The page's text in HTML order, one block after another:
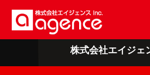
株式会社エイジェ